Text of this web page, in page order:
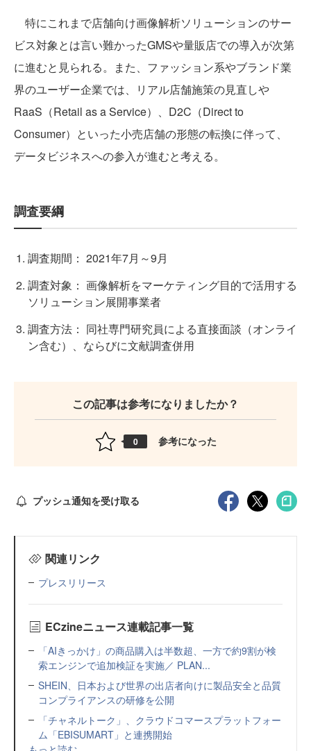
特にこれまで店舗向け画像解析ソリューションのサー
ビス対象とは言い難かったGMSや量販店での導入が次第
に進むと見られる。また、ファッション系やブランド業
界のユーザー企業では、リアル店舗施策の見直しや
RaaS（Retail as a Service）、D2C（Direct to
Consumer）といった小売店舗の形態の転換に伴って、
データビジネスへの参入が進むと考える。
調査要綱
調査期間： 2021年7月～9月
調査対象： 画像解析をマーケティング目的で活用する
ソリューション展開事業者
調査方法： 同社専門研究員による直接面談（オンライ
ン含む）、ならびに文献調査併用
この記事は参考になりましたか？
0 参考になった
プッシュ通知を受け取る
関連リンク
プレスリリース
ECzineニュース連載記事一覧
「AIきっかけ」の商品購入は半数超、一方で約9割が検
索エンジンで追加検証を実施／ PLAN...
SHEIN、日本および世界の出店者向けに製品安全と品質
コンプライアンスの研修を公開
「チャネルトーク」、クラウドコマースプラットフォー
ム「EBISUMART」と連携開始